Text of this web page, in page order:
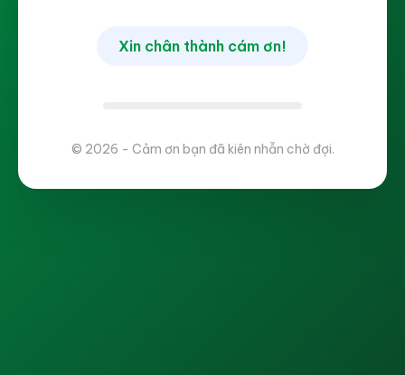
Xin chân thành cám ơn!
© 2026 - Cảm ơn bạn đã kiên nhẫn chờ đợi.